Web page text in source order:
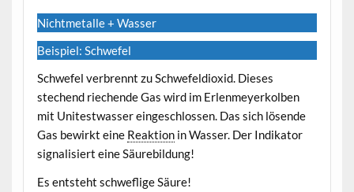
Nichtmetalle + Wasser
Beispiel: Schwefel
Schwefel verbrennt zu Schwefeldioxid. Dieses
stechend riechende Gas wird im Erlenmeyerkolben
mit Unitestwasser eingeschlossen. Das sich lösende
Gas bewirkt eine Reaktionin Wasser. Der Indikator
signalisiert eine Säurebildung!
Es entsteht schweflige Säure!